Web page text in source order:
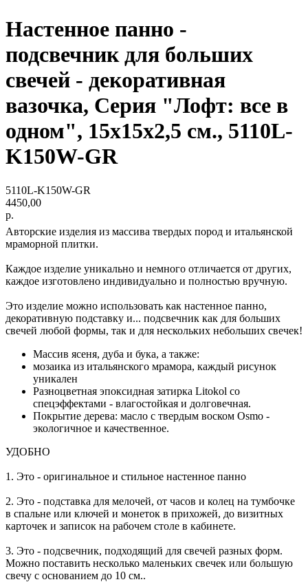
Настенное панно -
подсвечник для больших
свечей - декоративная
вазочка, Серия "Лофт: все в
одном", 15х15х2,5 см., 5110L-
K150W-GR
5110L-K150W-GR
4450,00
р.
Авторские изделия из массива твердых пород и итальянской
мраморной плитки.
Каждое изделие уникально и немного отличается от других,
каждое изготовлено индивидуально и полностью вручную.
Это изделие можно использовать как настенное панно,
декоративную подставку и... подсвечник как для больших
свечей любой формы, так и для нескольких небольших свечек!
Массив ясеня, дуба и бука, а также:
мозаика из итальянского мрамора, каждый рисунок
уникален
Разноцветная эпоксидная затирка Litokol со
спецэффектами - влагостойкая и долговечная.
Покрытие дерева: масло с твердым воском Osmo -
экологичное и качественное.
УДОБНО
1. Это - оригинальное и стильное настенное панно
2. Это - подставка для мелочей, от часов и колец на тумбочке
в спальне или ключей и монеток в прихожей, до визитных
карточек и записок на рабочем столе в кабинете.
3. Это - подсвечник, подходящий для свечей разных форм.
Можно поставить несколько маленьких свечек или большую
свечу с основанием до 10 см..